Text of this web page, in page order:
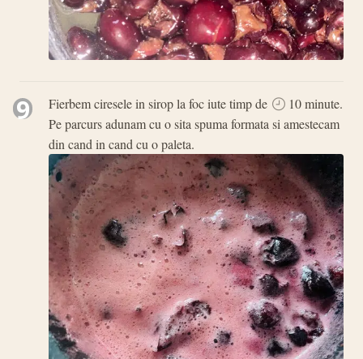
9 Fierbem ciresele in sirop la foc iute timp de
10 minute.
Pe parcurs adunam cu o sita spuma formata si amestecam
din cand in cand cu o paleta.